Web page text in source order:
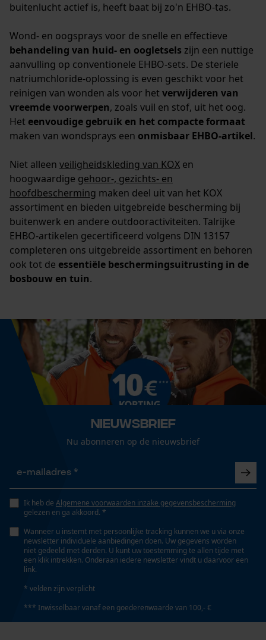
buitenlucht actief is, heeft baat bij zo'n EHBO-tas.
Wond- en oogsprays voor de snelle en effectieve
behandeling van huid- en oogletsels zijn een nuttige
aanvulling op conventionele EHBO-sets. De steriele
natriumchloride-oplossing is even geschikt voor het
reinigen van wonden als voor het verwijderen van
vreemde voorwerpen, zoals vuil en stof, uit het oog.
Het eenvoudige gebruik en het compacte formaat
maken van wondsprays een onmisbaar EHBO-artikel.
Niet alleen veiligheidskleding van KOX en
hoogwaardige gehoor-, gezichts- en
hoofdbescherming maken deel uit van het KOX
assortiment en bieden uitgebreide bescherming bij
buitenwerk en andere outdooractiviteiten. Talrijke
EHBO-artikelen gecertificeerd volgens DIN 13157
completeren ons uitgebreide assortiment en behoren
ook tot de essentiële beschermingsuitrusting in de
bosbouw en tuin.
Nieuwsbrief
Nu abonneren op de nieuwsbrief
Ik heb de Algemene voorwaarden inzake gegevensbescherming
gelezen en ga akkoord. *
Wanneer u instemt met persoonlijke tracking kunnen we u via onze
newsletter individuele aanbiedingen doen. Uw gegevens worden
niet gedeeld met derden. U kunt uw toestemming te allen tijde met
een klik intrekken. Onderaan iedere newsletter vindt u daarvoor een
link.
* velden zijn verplicht
*** Inwisselbaar vanaf een goederenwaarde van 100,- €